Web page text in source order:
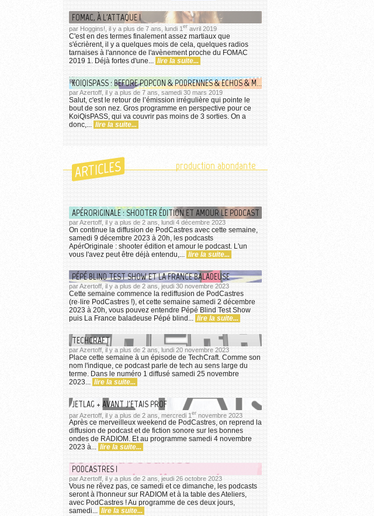
FOMAC, À L'ATTAQUE !
par Hoggins!, il y a plus de 7 ans, lundi 1 er avril 2019
C'est en des termes finalement assez martiaux que
s'écrièrent, il y a quelques mois de cela, quelques radios
tarnaises à l'annonce de l'avènement proche du FOMAC
2019 1. Déjà fortes d'une...
lire la suite...
KOIQISPASS : BEFORE POPCON & PODRENNES & ECHOS & MERVEILLES
par Azertoff, il y a plus de 7 ans, samedi 30 mars 2019
Salut, c'est le retour de l’émission irrégulière qui pointe le
bout de son nez. Gros programme en perspective pour ce
KoiQisPASS, qui va couvrir pas moins de 3 sorties. On a
donc,...
lire la suite...
ARTICLES production abondante
APÉRORIGINALE : SHOOTER ÉDITION ET AMOUR LE PODCAST
par Azertoff, il y a plus de 2 ans, lundi 4 décembre 2023
On continue la diffusion de PodCastres avec cette semaine,
samedi 9 décembre 2023 à 20h, les podcasts
ApérOriginale : shooter édition et amour le podcast. L'un
vous l'avez peut être déjà entendu,...
lire la suite...
PÉPÉ BLIND TEST SHOW ET LA FRANCE BALADEUSE
par Azertoff, il y a plus de 2 ans, jeudi 30 novembre 2023
Cette semaine commence la rediffusion de PodCastres
(re·lire PodCastres !), et cette semaine samedi 2 décembre
2023 à 20h, vous pouvez entendre Pépé Blind Test Show
puis La France baladeuse Pépé blind...
lire la suite...
TECHCRAFT
par Azertoff, il y a plus de 2 ans, lundi 20 novembre 2023
Place cette semaine à un épisode de TechCraft. Comme son
nom l'indique, ce podcast parle de tech au sens large du
terme. Dans le numéro 1 diffusé samedi 25 novembre
2023...
lire la suite...
JETLAG + AVANT J'ETAIS PROF
par Azertoff, il y a plus de 2 ans, mercredi 1 er novembre 2023
Après ce merveilleux weekend de PodCastres, on reprend la
diffusion de podcast et de fiction sonore sur les bonnes
ondes de RADIOM. Et au programme samedi 4 novembre
2023 à... lire la suite...
PODCASTRES !
par Azertoff, il y a plus de 2 ans, jeudi 26 octobre 2023
Vous ne rêvez pas, ce samedi et ce dimanche, les podcasts
seront à l'honneur sur RADIOM et à la table des Ateliers,
avec PodCastres ! Au programme de ces deux jours,
samedi... lire la suite...